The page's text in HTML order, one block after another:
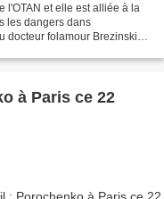
l'OTAN et elle est alliée à la
les dangers dans
docteur folamour Brezinski .
à Paris ce 22